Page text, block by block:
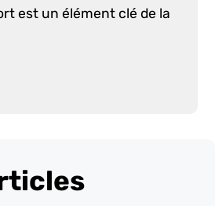
est un élément clé de la